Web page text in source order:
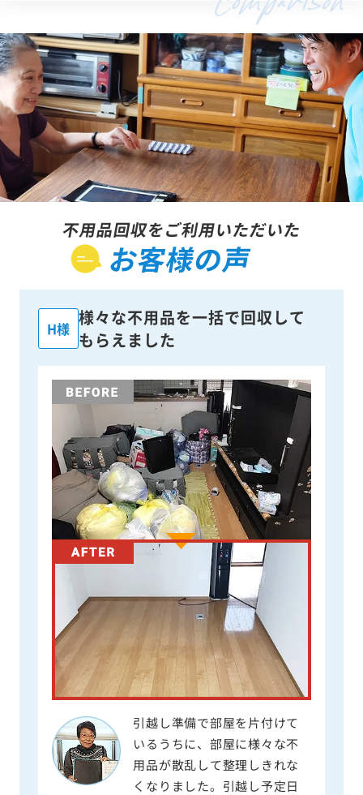
不用品回収をご利用いただいた
お客様の声
H様
様々な不用品を一括で回収して
もらえました
引越し準備で部屋を片付けて
いるうちに、部屋に様々な不
用品が散乱して整理しきれな
くなりました。引越し予定日